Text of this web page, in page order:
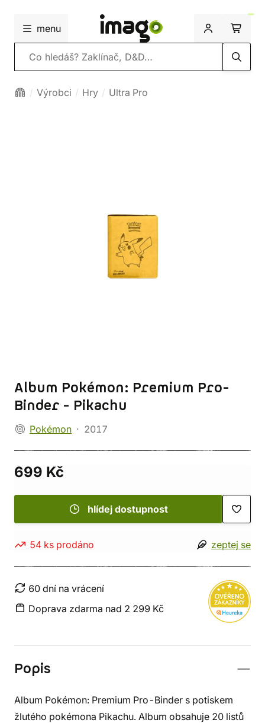
menu
Vyhledávání
Výrobci Hry Ultra Pro
Album Pokémon: Premium Pro-
Binder - Pikachu
Pokémon 2017
699 Kč
hlídej dostupnost
54 ks prodáno zeptej se
60 dní na vrácení
Doprava zdarma nad 2 299 Kč
Popis
Album Pokémon: Premium Pro-Binder s potiskem
žlutého pokémona Pikachu. Album obsahuje 20 listů